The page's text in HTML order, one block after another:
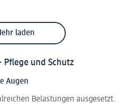
laden
Pflege und Schutz
Augen
Belastungen ausgesetzt.